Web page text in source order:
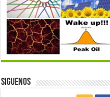
Siguenos